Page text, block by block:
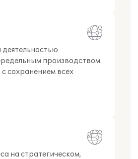
производством.
сохранением всех
на стратегическом,